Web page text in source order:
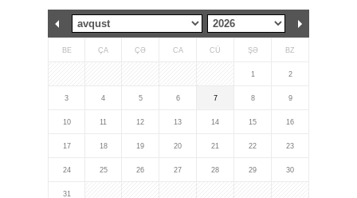
BE ÇA ÇƏ CA CÜ ŞƏ BZ
1 2
3 4 5 6 7 8 9
10 11 12 13 14 15 16
17 18 19 20 21 22 23
24 25 26 27 28 29 30
31